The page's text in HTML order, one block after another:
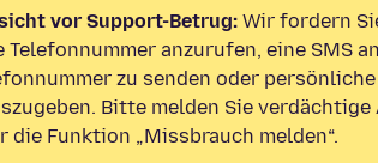
vor Support-Betrug: Wir fordern
Telefonnummer anzurufen, eine SMS
zu senden oder persönliche
Bitte melden Sie
die Funktion „Missbrauch melden“.